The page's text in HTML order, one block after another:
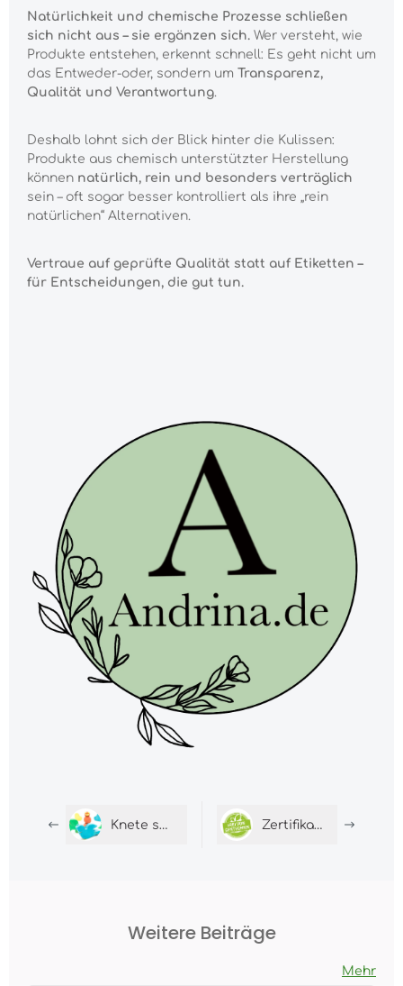
Natürlichkeit und chemische Prozesse schließen
sich nicht aus – sie ergänzen sich. Wer versteht, wie
Produkte entstehen, erkennt schnell: Es geht nicht um
das Entweder-oder, sondern um Transparenz,
Qualität und Verantwortung.
Deshalb lohnt sich der Blick hinter die Kulissen:
Produkte aus chemisch unterstützter Herstellung
können natürlich, rein und besonders verträglich
sein – oft sogar besser kontrolliert als ihre „rein
natürlichen“ Alternativen.
Vertraue auf geprüfte Qualität statt auf Etiketten –
für Entscheidungen, die gut tun.
Knete selber machen: Kinderleicht, kreativ Zertifikate verstehen: Was BIO, Vegan &#038; GMO bei purux wirklich bedeuten
Weitere Beiträge
Mehr